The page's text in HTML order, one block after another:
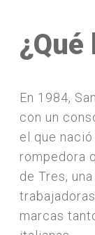
¿Qué
En 1984,
con un
el que
rompedora
de Tres,
marcas